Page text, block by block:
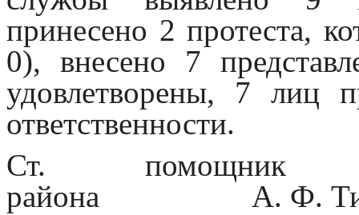
принесено 2 протеста,
0), внесено 7
удовлетворены, 7 лиц
ответственности.
Ст. помощник
района А. Ф.